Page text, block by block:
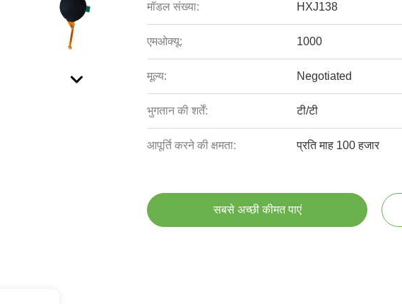
मॉडल संख्या: HXJ138
एमओक्यू: 1000
मूल्य: Negotiated
भुगतान की शर्तें: टी/टी
आपूर्ति करने की क्षमता: प्रति माह 100 हजार
सबसे अच्छी कीमत पाएं